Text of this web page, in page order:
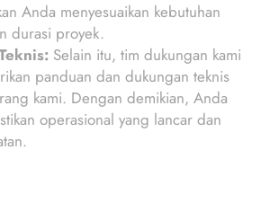
Anda menyesuaikan kebutuhan
durasi proyek.
Selain itu, tim dukungan kami
panduan dan dukungan teknis
kami. Dengan demikian, Anda
operasional yang lancar dan